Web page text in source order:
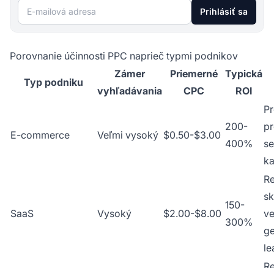
E-mailová adresa Prihlásiť sa
Porovnanie účinnosti PPC naprieč typmi podnikov
Typ podniku
Zámer
vyhľadávania
Priemerné
CPC
Typická
ROI
E-commerce Veľmi vysoký $0.50-$3.00
200-
400%
SaaS Vysoký $2.00-$8.00
150-
300%